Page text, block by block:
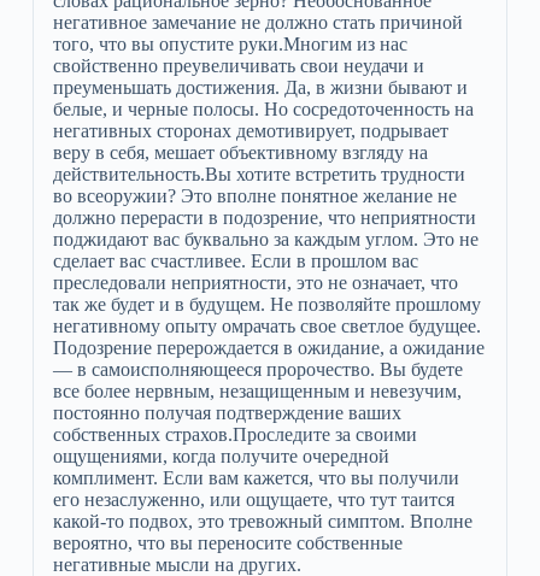
негативное замечание не должно стать причиной
того, что вы опустите руки.Многим из нас
свойственно преувеличивать свои неудачи и
преуменьшать достижения. Да, в жизни бывают и
белые, и черные полосы. Но сосредоточенность на
негативных сторонах демотивирует, подрывает
веру в себя, мешает объективному взгляду на
действительность.Вы хотите встретить трудности
во всеоружии? Это вполне понятное желание не
должно перерасти в подозрение, что неприятности
поджидают вас буквально за каждым углом. Это не
сделает вас счастливее. Если в прошлом вас
преследовали неприятности, это не означает, что
так же будет и в будущем. Не позволяйте прошлому
негативному опыту омрачать свое светлое будущее.
Подозрение перерождается в ожидание, а ожидание
— в самоисполняющееся пророчество. Вы будете
все более нервным, незащищенным и невезучим,
постоянно получая подтверждение ваших
собственных страхов.Проследите за своими
ощущениями, когда получите очередной
комплимент. Если вам кажется, что вы получили
его незаслуженно, или ощущаете, что тут таится
какой-то подвох, это тревожный симптом. Вполне
вероятно, что вы переносите собственные
негативные мысли на других.